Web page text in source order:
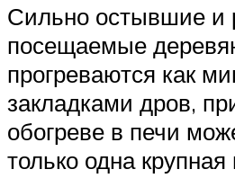
Сильно остывшие и
посещаемые
прогреваются как
закладками дров,
обогреве в печи
только одна